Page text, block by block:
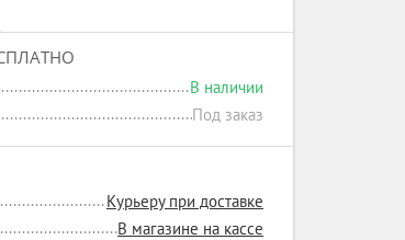
В наличии
Под заказ
Курьеру при доставке
В магазине на кассе